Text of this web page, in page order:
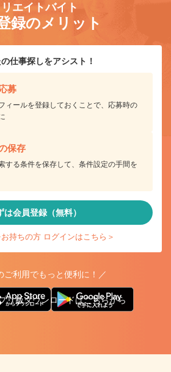
エイトバイト
録のメリット
仕事探しをアシスト！
募
ィールを登録しておくことで、応募時の
保存
する条件を保存して、条件設定の手間を
は会員登録（無料）
持ちの方 ログインはこちら＞
ご利用でもっと便利に！／
リ版ダウンロードはこちらから